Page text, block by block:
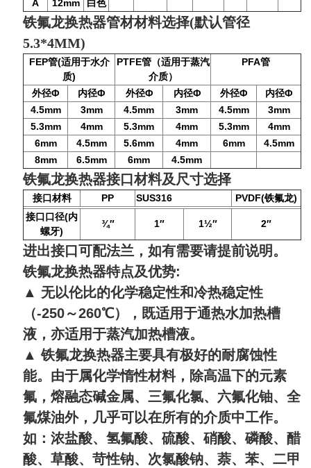
A
12mm 白色
铁氟龙换热器管材材料选择(默认管径
5.3*4MM)
FEP管(适用于水介
质)
PTFE管（适用于蒸汽
介质）
PFA管
外径Φ 内径Φ 外径Φ 内径Φ 外径Φ 内径Φ
4.5mm
3mm 4.5mm 3mm 4.5mm
3mm
5.3mm
4mm 5.3mm 4mm 5.3mm
4mm
6mm
4.5mm 5.6mm 4mm 6mm
4.5mm
8mm
6.5mm 6mm 4.5mm
铁氟龙换热器接口材料及尺寸选择
接口材料 PP SUS316 PVDF(铁氟龙)
接口口径(内
螺牙)
¾″ 1″ 1½″ 2″
进出接口可配法兰，如有需要请提前说明。
铁氟龙换热器特点及优势:
▲ 无以伦比的化学稳定性和冷热稳定性
（-250～260℃），既适用于通热水加热槽
液，亦适用于蒸汽加热槽液。
▲铁氟龙换热器主要具有极好的耐腐蚀性
能。由于属化学惰性材料，除高温下的元素
氟，熔融态碱金属、三氟化氯、六氟化铀、全
氟煤油外，几乎可以在所有的介质中工作。
如：浓盐酸、氢氟酸、硫酸、硝酸、磷酸、醋
酸、草酸、苛性钠、次氯酸钠、萘、苯、二甲